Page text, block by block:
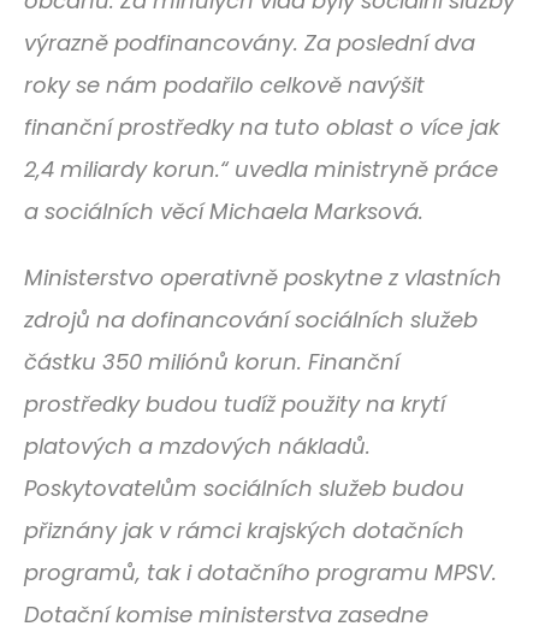
výrazně podfinancovány. Za poslední dva
roky se nám podařilo celkově navýšit
finanční prostředky na tuto oblast o více jak
2,4 miliardy korun.“ uvedla ministryně práce
a sociálních věcí Michaela Marksová.
Ministerstvo operativně poskytne z vlastních
zdrojů na dofinancování sociálních služeb
částku 350 miliónů korun. Finanční
prostředky budou tudíž použity na krytí
platových a mzdových nákladů.
Poskytovatelům sociálních služeb budou
přiznány jak v rámci krajských dotačních
programů, tak i dotačního programu MPSV.
Dotační komise ministerstva zasedne